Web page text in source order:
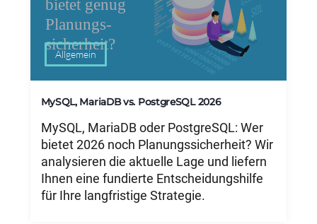
Allgemein
MySQL, MariaDB vs. PostgreSQL 2026
MySQL, MariaDB oder PostgreSQL: Wer
bietet 2026 noch Planungssicherheit? Wir
analysieren die aktuelle Lage und liefern
Ihnen eine fundierte Entscheidungshilfe
für Ihre langfristige Strategie.